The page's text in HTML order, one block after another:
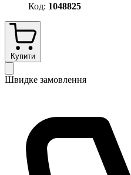
Код: 1048825
Купити
Швидке замовлення